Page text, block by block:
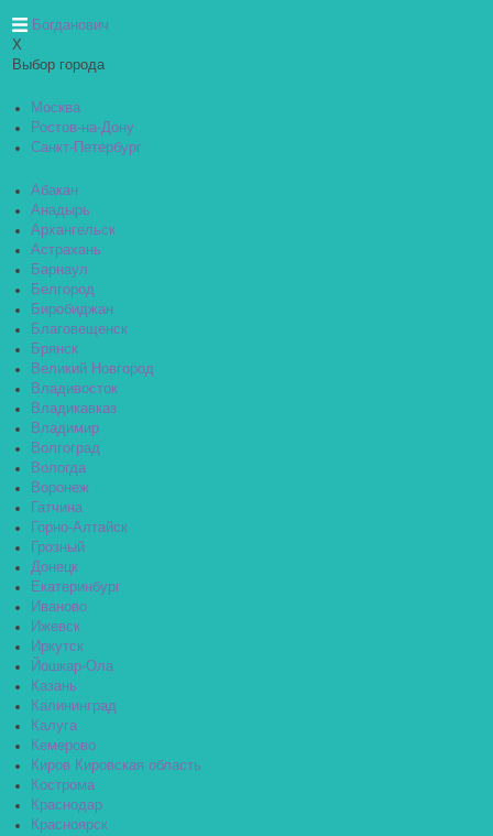
Богданович
X
Выбор города
Москва
Ростов-на-Дону
Санкт-Петербург
Абакан
Анадырь
Архангельск
Астрахань
Барнаул
Белгород
Биробиджан
Благовещенск
Брянск
Великий Новгород
Владивосток
Владикавказ
Владимир
Волгоград
Вологда
Воронеж
Гатчина
Горно-Алтайск
Грозный
Донецк
Екатеринбург
Иваново
Ижевск
Иркутск
Йошкар-Ола
Казань
Калининград
Калуга
Кемерово
Киров Кировская область
Кострома
Краснодар
Красноярск